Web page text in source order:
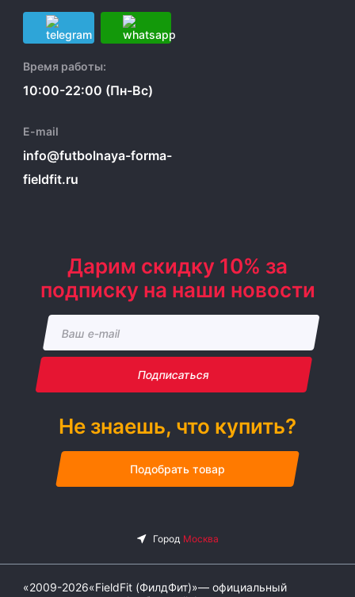
Время работы:
10:00-22:00 (Пн-Вс)
E-mail
info@futbolnaya-forma-
fieldfit.ru
Дарим скидку 10% за
подписку на наши новости
Подписаться
Не знаешь, что купить?
Подобрать товар
«2009-2026«FieldFit (ФилдФит)»— официальный